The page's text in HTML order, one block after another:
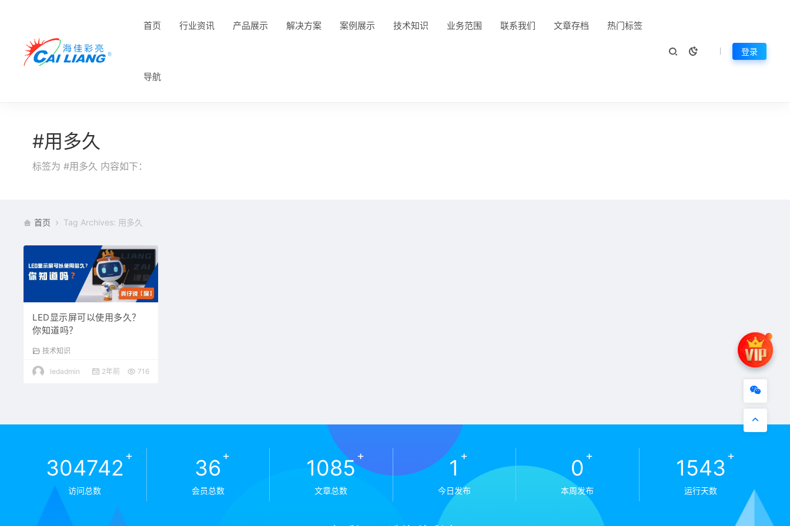
首页 行业资讯 产品展示 解决方案 案例展示 技术知识 业务范围 联系我们 文章存档 热门标签
导航
登录
#用多久
标签为 #用多久 内容如下：
首页 Tag Archives: 用多久
LED显示屏可以使用多久？
你知道吗？
技术知识
ledadmin 2年前 716
304742 +
访问总数
36+
会员总数
1085+
文章总数
1 +
今日发布
0 +
本周发布
1543 +
运行天数